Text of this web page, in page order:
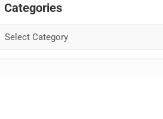
Categories